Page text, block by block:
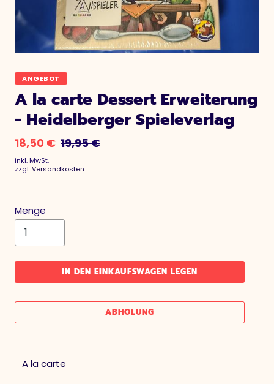
ANGEBOT
A la carte Dessert Erweiterung
- Heidelberger Spieleverlag
18,50 € 19,95 €
inkl. MwSt.
zzgl.Versandkosten
Menge
IN DEN EINKAUFSWAGEN LEGEN
ABHOLUNG
A la carte